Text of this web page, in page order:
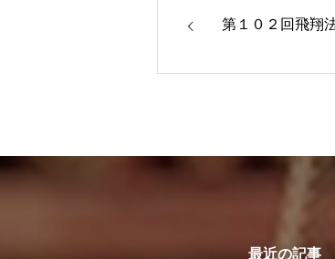
第１０２回飛翔
最近の記事